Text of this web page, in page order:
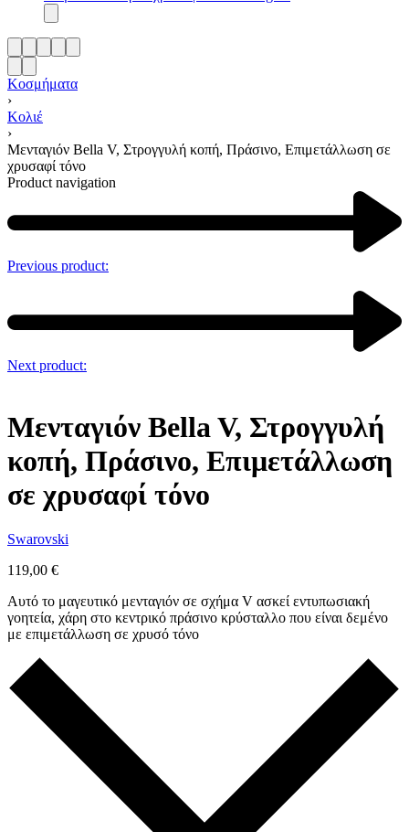
Κοσμήματα
›
Κολιέ
›
Μενταγιόν Bella V, Στρογγυλή κοπή, Πράσινο, Επιμετάλλωση σε
χρυσαφί τόνο
Product navigation
Previous product:
Next product:
Μενταγιόν Bella V, Στρογγυλή
κοπή, Πράσινο, Επιμετάλλωση
σε χρυσαφί τόνο
Swarovski
119,00 €
Αυτό το μαγευτικό μενταγιόν σε σχήμα V ασκεί εντυπωσιακή
γοητεία, χάρη στο κεντρικό πράσινο κρύσταλλο που είναι δεμένο
με επιμετάλλωση σε χρυσό τόνο